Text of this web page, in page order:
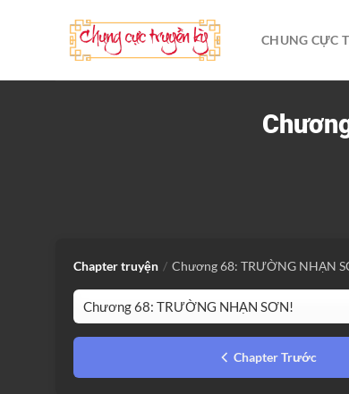
dung
CHUNG CỰC
Chapter truyện / Chương 68: TRƯỜNG NHẠN
Chapter Trước